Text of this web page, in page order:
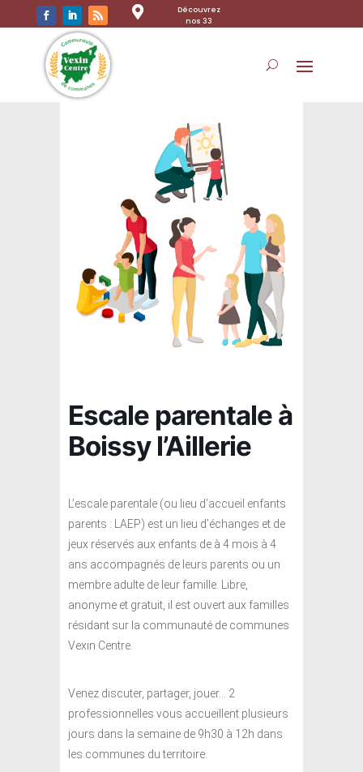

Découvrez
nos 33
Escale parentale à
Boissy l’Aillerie
L’escale parentale (ou lieu d’accueil enfants
parents : LAEP) est un lieu d’échanges et de
jeux réservés aux enfants de à 4 mois à 4
ans accompagnés de leurs parents ou un
membre adulte de leur famille. Libre,
anonyme et gratuit, il est ouvert aux familles
résidant sur la communauté de communes
Vexin Centre.
Venez discuter, partager, jouer… 2
professionnelles vous accueillent plusieurs
jours dans la semaine de 9h30 à 12h dans
les communes du territoire.